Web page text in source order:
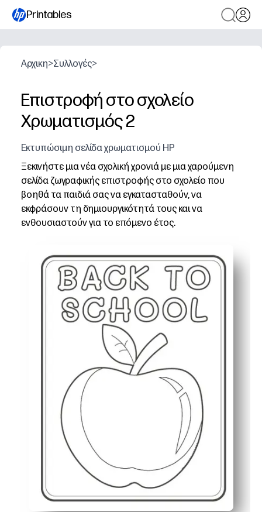
Printables
Αρχικη>Συλλογές>
Επιστροφή στο σχολείο
Χρωματισμός 2
Εκτυπώσιμη σελίδα χρωματισμού HP
Ξεκινήστε μια νέα σχολική χρονιά με μια χαρούμενη
σελίδα ζωγραφικής επιστροφής στο σχολείο που
βοηθά τα παιδιά σας να εγκατασταθούν, να
εκφράσουν τη δημιουργικότητά τους και να
ενθουσιαστούν για το επόμενο έτος.
Προσελκύει απρόθυμους καλλιτέχνες - η
Υποστηρίζει βασικές δεξιότητες - δημιουργεί
Ευέλικτο για τάξη ή σπίτι - μπορείτε να το